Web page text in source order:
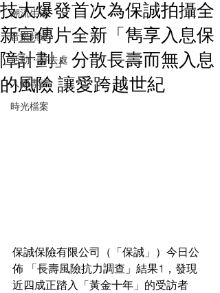
潮流生活
音樂頻道
活動・好去處
人物專訪
時光檔案
技大爆發首次為保誠拍攝全
新宣傳片全新「雋享入息保
障計劃」分散長壽而無入息
的風險 讓愛跨越世紀
保誠保險有限公司（「保誠」）今日公
佈 「長壽風險抗力調查」結果1，發現
近四成正踏入「黃金十年」的受訪者